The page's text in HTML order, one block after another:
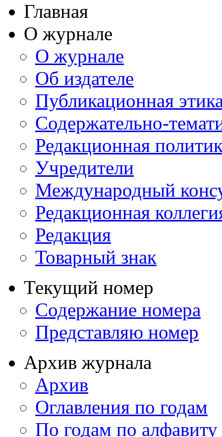
Главная
О журнале
О журнале
Об издателе
Публикационная
Содержательно-
Редакционная
Учредители
Международный
Редакционная
Редакция
Товарный знак
Текущий номер
Содержание номера
Представляю номер
Архив журнала
Архив
Оглавления по годам
По годам по алфавиту